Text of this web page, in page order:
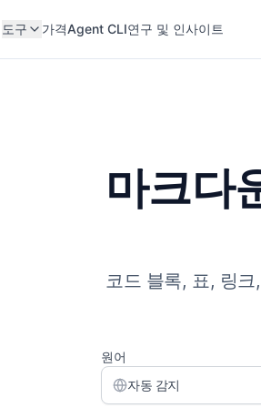
도구 가격Agent CLI연구 및 인사이트
마크다
코드 블록, 표, 링
원어
자동 감지